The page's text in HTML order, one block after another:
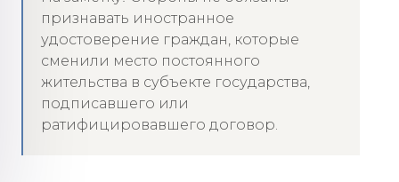
признавать иностранное
удостоверение граждан, которые
сменили место постоянного
жительства в субъекте государства,
подписавшего или
ратифицировавшего договор.